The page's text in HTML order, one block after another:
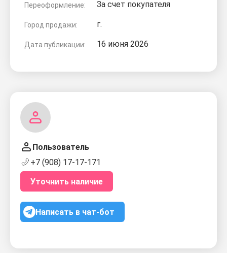
Переоформление: За счет покупателя
Город продажи: г.
Дата публикации: 16 июня 2026
Пользователь
+7 (908) 17-17-171
Уточнить наличие
Написать в чат-бот